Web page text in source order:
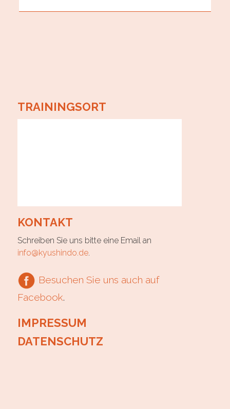
TRAININGSORT
KONTAKT
Schreiben Sie uns bitte eine Email an
info@kyushindo.de.
Besuchen Sie uns auch auf
Facebook.
IMPRESSUM
DATENSCHUTZ